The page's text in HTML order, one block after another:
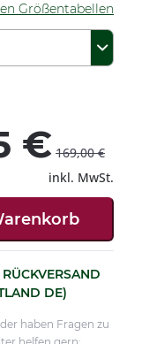
Größentabellen
€ 169,00 €
inkl. MwSt.
DE)
haben Fragen zu